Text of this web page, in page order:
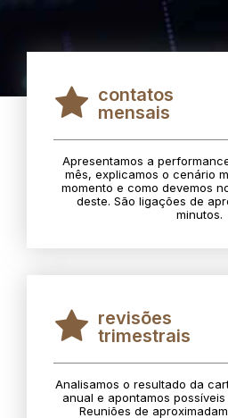
contatos
mensais
Apresentamos a
mês, explicamos o cenário
momento e como devemos
deste. São ligações de
minutos.
revisões
trimestrais
Analisamos o resultado da
anual e apontamos
Reuniões de